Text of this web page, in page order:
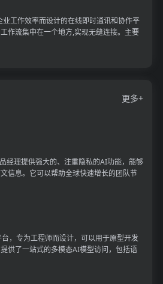
工作效率而设计的在线即时通讯和协作平
作流集中在一个地方,实现无缝连接。主要
更多+
经理提供强大的、注重隐私的AI功能，能够
信息。它可以帮助全球快速增长的团队节
，专为工程师而设计，可以用于原型开发
供了一站式的多模态AI模型访问，包括语